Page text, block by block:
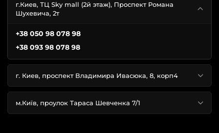
г.Киев, ТЦ Sky mall (2й этаж), Проспект Романа
Шухевича, 2т
+38 050 98 078 98
+38 093 98 078 98
г. Киев, проспект Владимира Ивасюка, 8, корп4
м.Київ, проулок Тараса Шевченка 7/1